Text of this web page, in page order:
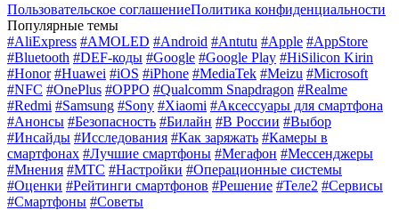
Пользовательское соглашениеПолитика конфиденциальности
Популярные темы
#AliExpress #AMOLED #Android #Antutu #Apple #AppStore
#Bluetooth #DEF-коды #Google #Google Play #HiSilicon Kirin
#Honor #Huawei #iOS #iPhone #MediaTek #Meizu #Microsoft
#NFC #OnePlus #OPPO #Qualcomm Snapdragon #Realme
#Redmi #Samsung #Sony #Xiaomi #Аксессуары для смартфона
#Анонсы #Безопасность #Билайн #В России #Выбор
#Инсайды #Исследования #Как заряжать #Камеры в
смартфонах #Лучшие смартфоны #Мегафон #Мессенджеры
#Мнения #МТС #Настройки #Операционные системы
#Оценки #Рейтинги смартфонов #Решение #Теле2 #Сервисы
#Смартфоны #Советы